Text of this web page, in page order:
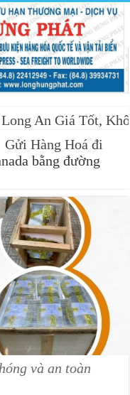
An Giá Tốt,
Gửi Hàng Hoá đi
bằng đường
và an toàn